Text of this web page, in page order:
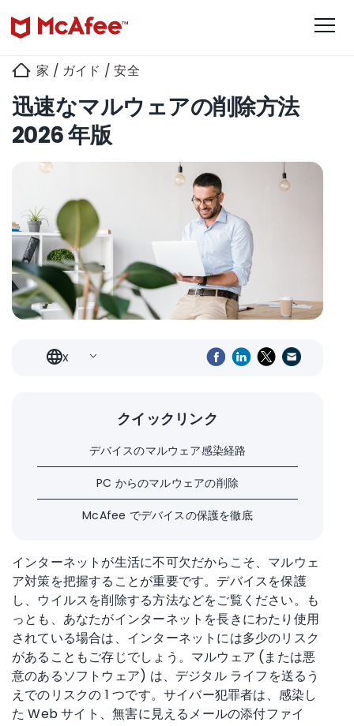
家 / ガイド /安全
迅速なマルウェアの削除方法
2026 年版
x
クイックリンク
デバイスのマルウェア感染経路
PC からのマルウェアの削除
McAfee でデバイスの保護を徹底
インターネットが生活に不可欠だからこそ、マルウェ
ア対策を把握することが重要です。デバイスを保護
し、ウイルスを削除する方法などをご覧ください。も
っとも、あなたがインターネットを長きにわたり使用
されている場合は、インターネットには多少のリスク
があることもご存じでしょう。マルウェア (または悪
意のあるソフトウェア) は、デジタル ライフを送るう
えでのリスクの 1 つです。サイバー犯罪者は、感染し
た Web サイト、無害に見えるメールの添付ファイ